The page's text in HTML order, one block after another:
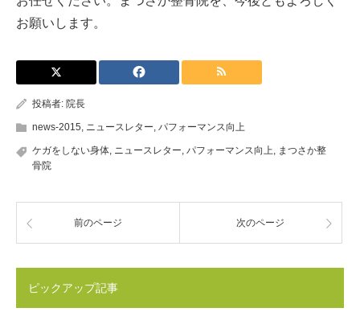
お願いします。
投稿者: 院長
news-2015, ニュースレター, パフォーマンス向上
ケガをしない身体, ニュースレター, パフォーマンス向上, まつさか整
骨院
前のページ 次のページ
ピックアップ記事